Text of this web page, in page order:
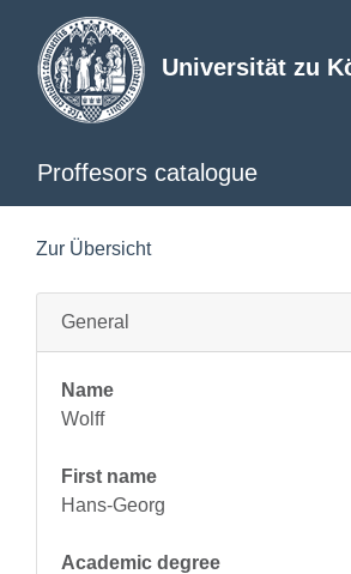
Universität zu
Proffesors catalogue
Zur Übersicht
General
Name
Wolff
First name
Hans-Georg
Academic degree